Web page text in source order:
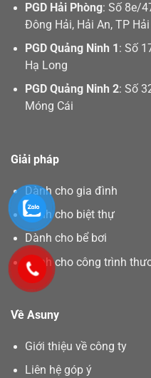
PGD Hải Phòng: Số 8e/
Đông Hải, Hải An, TP
PGD Quảng Ninh 1 : Số
Hạ Long
PGD Quảng Ninh 2: Số
Móng Cái
Giải pháp
Dành cho gia đình
Dành cho biệt thự
Dành cho bể bơi
Dành cho công trình
Về Asuny
Giới thiệu về công ty
Liên hệ góp ý